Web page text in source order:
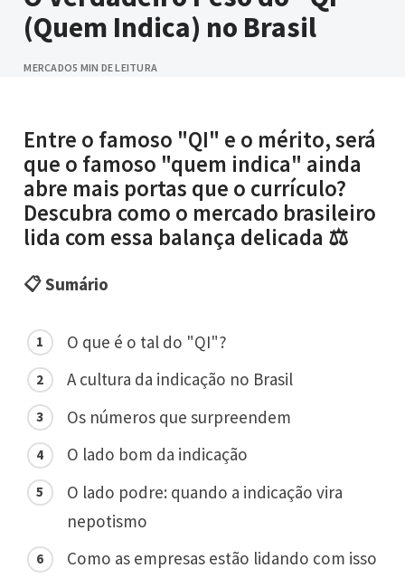
(Quem Indica) no Brasil
MERCADO5 MIN DE LEITURA
Entre o famoso "QI" e o mérito, será
que o famoso "quem indica" ainda
abre mais portas que o currículo?
Descubra como o mercado brasileiro
lida com essa balança delicada ⚖️
📋 Sumário
O que é o tal do "QI"?
A cultura da indicação no Brasil
Os números que surpreendem
O lado bom da indicação
O lado podre: quando a indicação vira
nepotismo
Como as empresas estão lidando com isso